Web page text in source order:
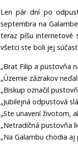
Len pár dní po
septembra na
teraz píšu internetové
všetci ste boli jej
„Brat Filip a pustovňa
„Územie zázrakov
„Biskup označil
„Jubilejná odpustová
„Ste unavení životom,
„Netradičná pustovňa
„Na Galambu chodia